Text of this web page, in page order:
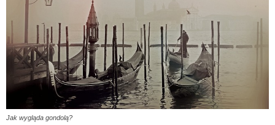
Jak wygląda gondolą?